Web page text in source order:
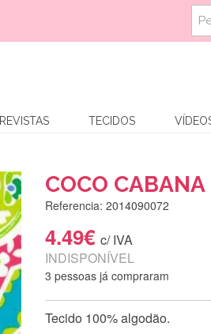
REVISTAS TECIDOS
COCO
Referencia: 2014090072
4.49€ c/ IVA
INDISPONÍVEL
3 pessoas já compraram
Tecido 100% algodão.